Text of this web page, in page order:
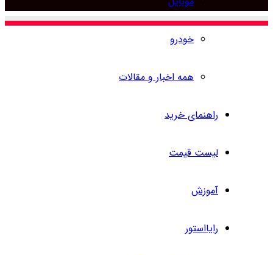
خودرو
همه اخبار و مقالات
راهنمای خرید
لیست قیمت
آموزش
رایااستور
برای